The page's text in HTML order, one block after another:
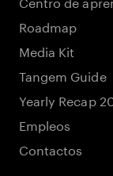
Roadmap
Media Kit
Tangem Guide
Yearly Recap
Empleos
Contactos